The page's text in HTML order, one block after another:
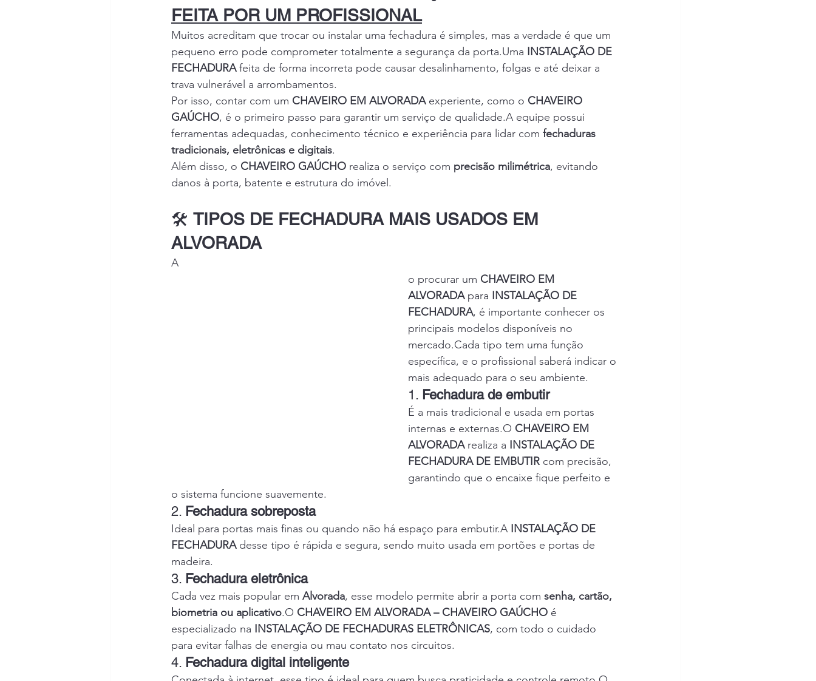
FEITA POR UM PROFISSIONAL
Muitos acreditam que trocar ou instalar uma fechadura é simples, mas a verdade é que um
pequeno erro pode comprometer totalmente a segurança da porta.Uma INSTALAÇÃO DE
FECHADURA feita de forma incorreta pode causar desalinhamento, folgas e até deixar a
trava vulnerável a arrombamentos.
Por isso, contar com um CHAVEIRO EM ALVORADA experiente, como o CHAVEIRO
GAÚCHO, é o primeiro passo para garantir um serviço de qualidade.A equipe possui
ferramentas adequadas, conhecimento técnico e experiência para lidar com fechaduras
tradicionais, eletrônicas e digitais.
Além disso, o CHAVEIRO GAÚCHO realiza o serviço com precisão milimétrica, evitando
danos à porta, batente e estrutura do imóvel.
🛠️ TIPOS DE FECHADURA MAIS USADOS EM
ALVORADA
A
o procurar um CHAVEIRO EM
ALVORADA para INSTALAÇÃO DE
FECHADURA, é importante conhecer os
principais modelos disponíveis no
mercado.Cada tipo tem uma função
específica, e o profissional saberá indicar o
mais adequado para o seu ambiente.
1. Fechadura de embutir
É a mais tradicional e usada em portas
internas e externas.O CHAVEIRO EM
ALVORADA realiza a INSTALAÇÃO DE
FECHADURA DE EMBUTIR com precisão,
garantindo que o encaixe fique perfeito e
o sistema funcione suavemente.
2. Fechadura sobreposta
Ideal para portas mais finas ou quando não há espaço para embutir.A INSTALAÇÃO DE
FECHADURA desse tipo é rápida e segura, sendo muito usada em portões e portas de
madeira.
3. Fechadura eletrônica
Cada vez mais popular em Alvorada, esse modelo permite abrir a porta com senha, cartão,
biometria ou aplicativo.O CHAVEIRO EM ALVORADA – CHAVEIRO GAÚCHO é
especializado na INSTALAÇÃO DE FECHADURAS ELETRÔNICAS, com todo o cuidado
para evitar falhas de energia ou mau contato nos circuitos.
4. Fechadura digital inteligente